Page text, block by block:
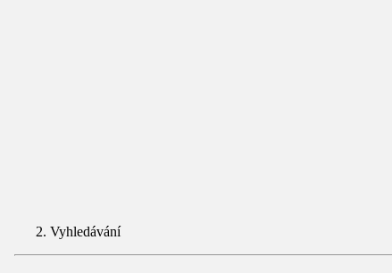
Vyhledávání